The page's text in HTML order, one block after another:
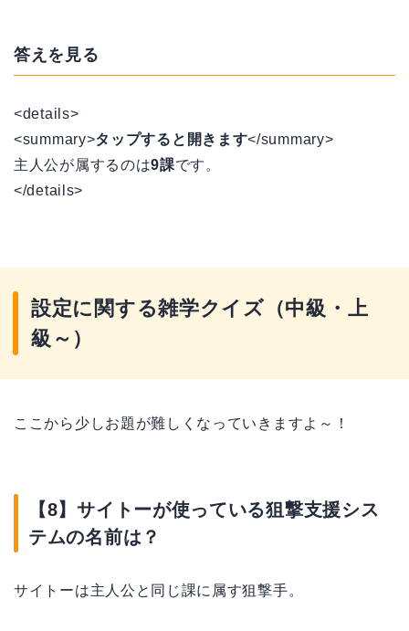
答えを見る
<details>
<summary>タップすると開きます</summary>
主人公が属するのは9課です。
</details>
設定に関する雑学クイズ（中級・上
級～）
ここから少しお題が難しくなっていきますよ～！
【8】サイトーが使っている狙撃支援シス
テムの名前は？
サイトーは主人公と同じ課に属す狙撃手。